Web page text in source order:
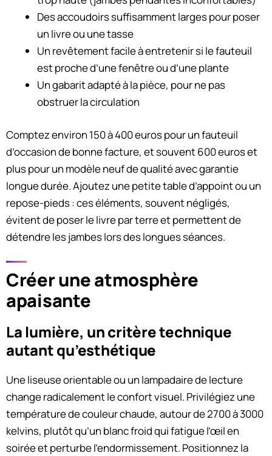
Des accoudoirs suffisamment larges pour poser
un livre ou une tasse
Un revêtement facile à entretenir si le fauteuil
est proche d’une fenêtre ou d’une plante
Un gabarit adapté à la pièce, pour ne pas
obstruer la circulation
Comptez environ 150 à 400 euros pour un fauteuil
d’occasion de bonne facture, et souvent 600 euros et
plus pour un modèle neuf de qualité avec garantie
longue durée. Ajoutez une petite table d’appoint ou un
repose-pieds : ces éléments, souvent négligés,
évitent de poser le livre par terre et permettent de
détendre les jambes lors des longues séances.
Créer une atmosphère
apaisante
La lumière, un critère technique
autant qu’esthétique
Une liseuse orientable ou un lampadaire de lecture
change radicalement le confort visuel. Privilégiez une
température de couleur chaude, autour de 2700 à 3000
kelvins, plutôt qu’un blanc froid qui fatigue l’œil en
soirée et perturbe l’endormissement. Positionnez la